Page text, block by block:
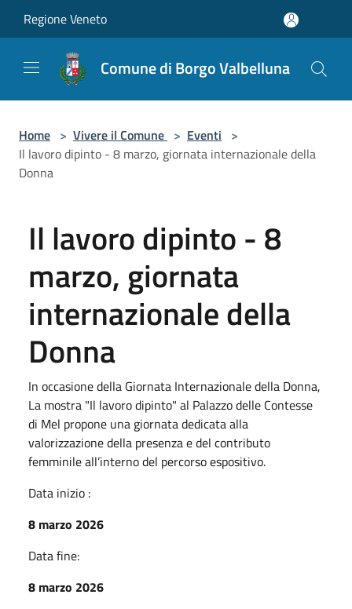
Regione Veneto
Comune di Borgo Valbelluna
Home > Vivere il Comune > Eventi >
Il lavoro dipinto - 8 marzo, giornata internazionale della
Donna
Il lavoro dipinto - 8
marzo, giornata
internazionale della
Donna
In occasione della Giornata Internazionale della Donna,
La mostra "Il lavoro dipinto" al Palazzo delle Contesse
di Mel propone una giornata dedicata alla
valorizzazione della presenza e del contributo
femminile all’interno del percorso espositivo.
Data inizio :
8 marzo 2026
Data fine:
8 marzo 2026